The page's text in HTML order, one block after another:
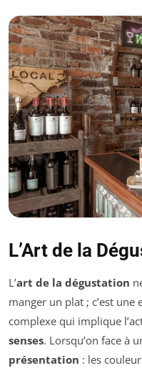
L’Art de la
L’art de la dégustation
manger un plat ; c’est
complexe qui implique
senses. Lorsqu’on face à
présentation : les